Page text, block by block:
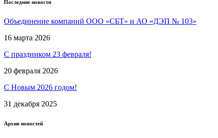
Последние новости
Объединение компаний ООО «СБТ» и АО «ДЭП № 103»
16 марта 2026
С праздником 23 февраля!
20 февраля 2026
С Новым 2026 годом!
31 декабря 2025
Архив новостей